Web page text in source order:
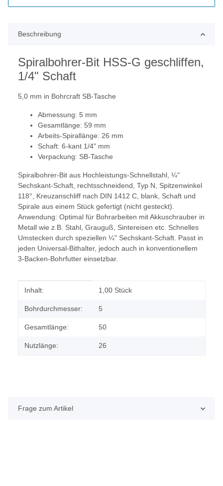
Beschreibung
Spiralbohrer-Bit HSS-G geschliffen,
1/4" Schaft
5,0 mm in Bohrcraft SB-Tasche
Abmessung: 5 mm
Gesamtlänge: 59 mm
Arbeits-Spirallänge: 26 mm
Schaft: 6-kant 1/4" mm
Verpackung: SB-Tasche
Spiralbohrer-Bit aus Hochleistungs-Schnellstahl, ¼"
Sechskant-Schaft, rechtsschneidend, Typ N, Spitzenwinkel
118°, Kreuzanschliff nach DIN 1412 C, blank, Schaft und
Spirale aus einem Stück gefertigt (nicht gesteckt).
Anwendung: Optimal für Bohrarbeiten mit Akkuschrauber in
Metall wie z.B. Stahl, Grauguß, Sintereisen etc. Schnelles
Umstecken durch speziellen ¼" Sechskant-Schaft. Passt in
jeden Universal-Bithalter, jedoch auch in konventionellem
3-Backen-Bohrfutter einsetzbar.
Produkteigenschaft
Wert
Inhalt: 1,00 Stück
Bohrdurchmesser: 5
Gesamtlänge: 50
Nutzlänge: 26
Frage zum Artikel